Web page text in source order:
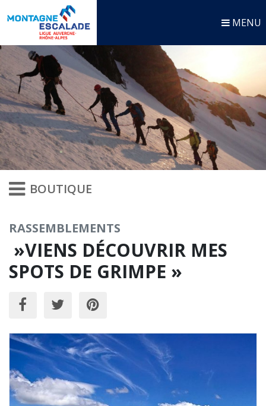
MENU
BOUTIQUE
RASSEMBLEMENTS
»VIENS DÉCOUVRIR MES
SPOTS DE GRIMPE »